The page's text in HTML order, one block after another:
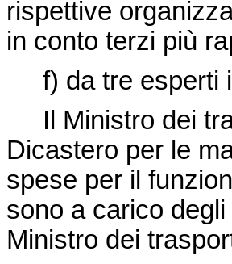
rispettive
in conto terzi più
f) da tre esperti
Il Ministro dei
Dicastero per le
spese per il
sono a carico
Ministro dei